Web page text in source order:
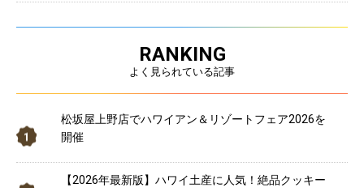
RANKING
よく見られている記事
松坂屋上野店でハワイアン＆リゾートフェア2026を
開催
【2026年最新版】ハワイ土産に人気！絶品クッキー